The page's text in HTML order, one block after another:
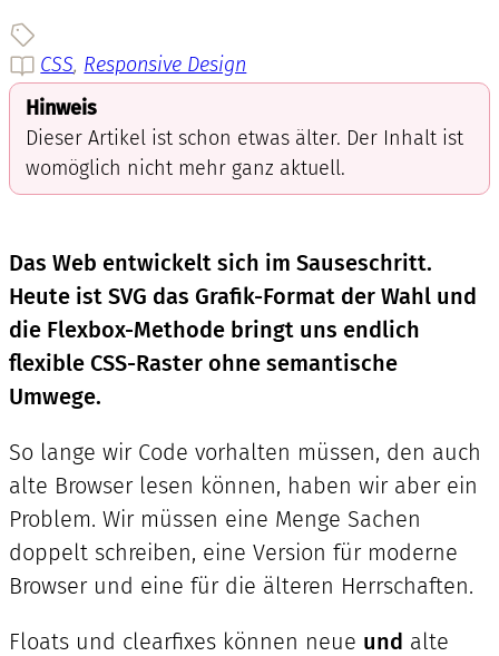
CSS, Responsive Design
Hinweis
Dieser Artikel ist schon etwas älter. Der Inhalt ist
womöglich nicht mehr ganz aktuell.
Das Web entwickelt sich im Sauseschritt.
Heute ist SVG das Grafik-Format der Wahl und
die Flexbox-Methode bringt uns endlich
flexible CSS-Raster ohne semantische
Umwege.
So lange wir Code vorhalten müssen, den auch
alte Browser lesen können, haben wir aber ein
Problem. Wir müssen eine Menge Sachen
doppelt schreiben, eine Version für moderne
Browser und eine für die älteren Herrschaften.
Floats und clearfixes können neue und alte